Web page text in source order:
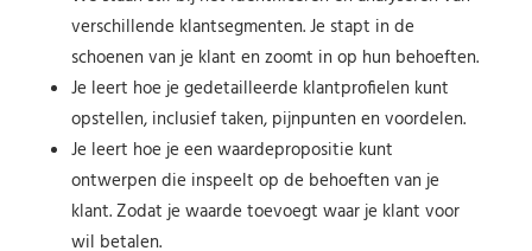
verschillende klantsegmenten. Je stapt in de
schoenen van je klant en zoomt in op hun behoeften.
Je leert hoe je gedetailleerde klantprofielen kunt
opstellen, inclusief taken, pijnpunten en voordelen.
Je leert hoe je een waardepropositie kunt
ontwerpen die inspeelt op de behoeften van je
klant. Zodat je waarde toevoegt waar je klant voor
wil betalen.